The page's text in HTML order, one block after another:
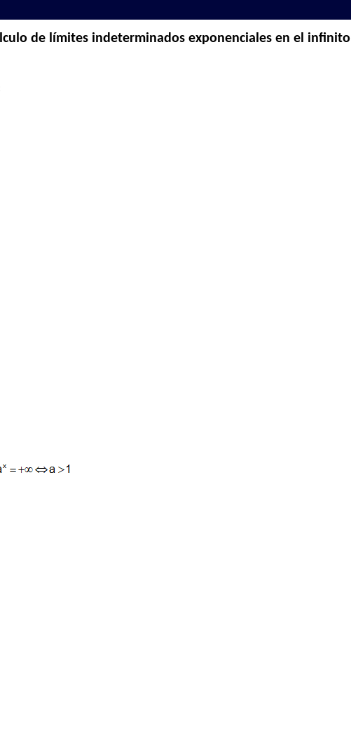
de límites indeterminados exponenciales en el infinito